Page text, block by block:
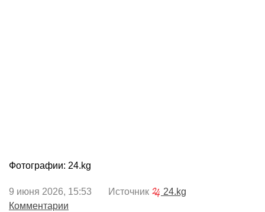
Фотографии: 24.kg
9 июня 2026, 15:53 Источник
24.kg
Комментарии